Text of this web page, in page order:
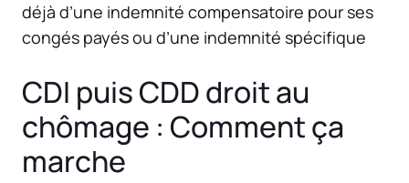
déjà d’une indemnité compensatoire pour ses
congés payés ou d’une indemnité spécifique
CDI puis CDD droit au
chômage : Comment ça
marche